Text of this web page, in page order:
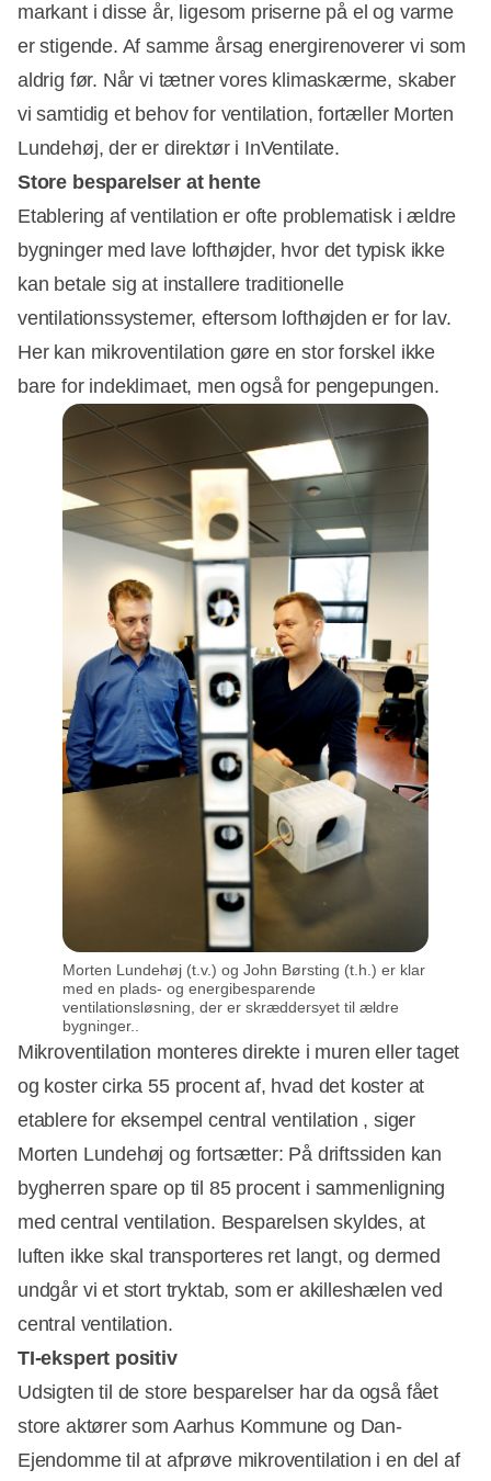
markant i disse år, ligesom priserne på el og varme
er stigende. Af samme årsag energirenoverer vi som
aldrig før. Når vi tætner vores klimaskærme, skaber
vi samtidig et behov for ventilation, fortæller Morten
Lundehøj, der er direktør i InVentilate.
Store besparelser at hente
Etablering af ventilation er ofte problematisk i ældre
bygninger med lave lofthøjder, hvor det typisk ikke
kan betale sig at installere traditionelle
ventilationssystemer, eftersom lofthøjden er for lav.
Her kan mikroventilation gøre en stor forskel ikke
bare for indeklimaet, men også for pengepungen.
Morten Lundehøj (t.v.) og John Børsting (t.h.) er klar
med en plads- og energibesparende
ventilationsløsning, der er skræddersyet til ældre
bygninger..
Mikroventilation monteres direkte i muren eller taget
og koster cirka 55 procent af, hvad det koster at
etablere for eksempel central ventilation , siger
Morten Lundehøj og fortsætter: På driftssiden kan
bygherren spare op til 85 procent i sammenligning
med central ventilation. Besparelsen skyldes, at
luften ikke skal transporteres ret langt, og dermed
undgår vi et stort tryktab, som er akilleshælen ved
central ventilation.
TI-ekspert positiv
Udsigten til de store besparelser har da også fået
store aktører som Aarhus Kommune og Dan-
Ejendomme til at afprøve mikroventilation i en del af